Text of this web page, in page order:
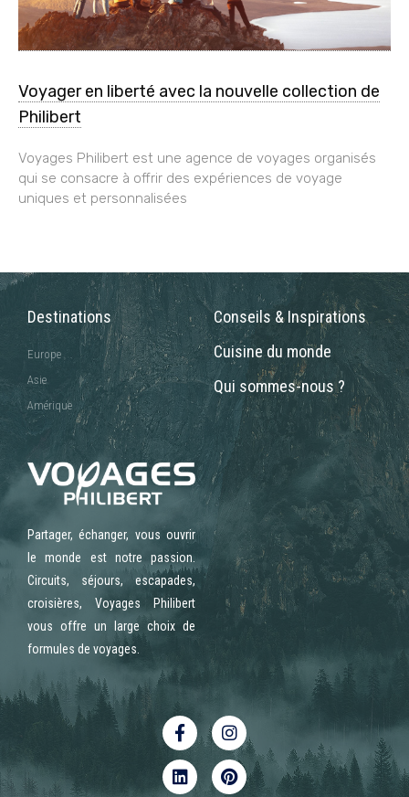
Voyager en liberté avec la nouvelle collection de
Philibert
Voyages Philibert est une agence de voyages organisés
qui se consacre à offrir des expériences de voyage
uniques et personnalisées
Destinations
Europe
Asie
Amérique
Conseils & Inspirations
Cuisine du monde
Qui sommes-nous ?
Partager, échanger, vous ouvrir
le monde est notre passion.
Circuits, séjours, escapades,
croisières, Voyages Philibert
vous offre un large choix de
formules de voyages.